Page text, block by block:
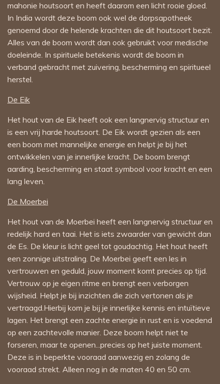
mahonie houtsoort en heeft daarom een licht rooie gloed.
In India wordt deze boom ook wel de dorpsapotheek
genoemd door de helende krachten die dit houtsoort bezit.
Alles van de boom wordt dan ook gebruikt voor medische
doeleinde. In spirituele betekenis wordt de boom in
verband gebracht met zuivering, bescherming en spiritueel
herstel.
De Eik
Het hout van de Eik heeft ook een langnervig structuur en
is een vrij harde houtsoort. De Eik wordt gezien als een
een boom met mannelijke energie en helpt je bij het
ontwikkelen van je innerlijke kracht. De boom brengt
aarding, bescherming en staat symbool voor kracht en een
lang leven.
De Moerbei
Het hout van de Moerbei heeft een langnervig structuur en
redelijk hard en taai. Het is iets zwaarder van gewicht dan
de Es. De kleur is licht geel tot goudachtig. Het hout heeft
een zonnige uitstraling. De Moerbei geeft een les in
vertrouwen en geduld, jouw moment komt precies op tijd.
Vertrouw op je eigen ritme en brengt een verborgen
wijsheid. Helpt je bij inzichten die zich vertonen als je
vertraagd.Hierbij kom je bij je innerlijke kennis en intuïtieve
lagen. Het brengt een zachte energie in rust en is voedend
op een zachtevolle manier. Deze boom helpt niet te
forseren, maar te openen...precies op het juiste moment.
Deze is in beperkte vooraad aanwezig en zolang de
vooraad strekt. Alleen nog in de maten 40 en 50 cm.